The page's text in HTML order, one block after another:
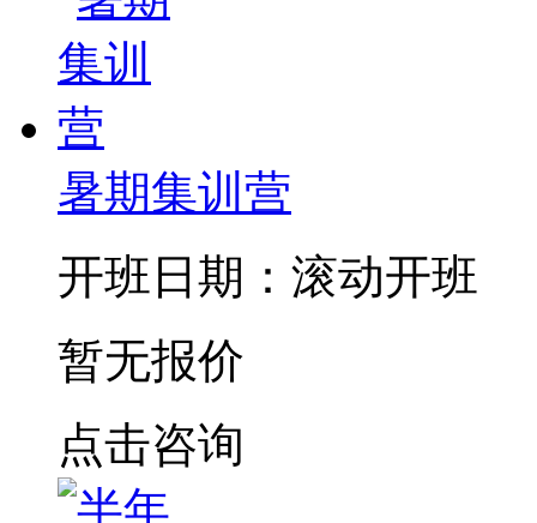
暑期集训营
开班日期：滚动开班
暂无报价
点击咨询